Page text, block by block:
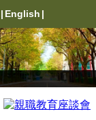
| English |